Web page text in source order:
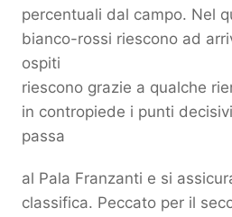
percentuali dal campo. Nel
bianco-rossi riescono ad
ospiti
riescono grazie a qualche
in contropiede i punti
passa
al Pala Franzanti e si
classifica. Peccato per il